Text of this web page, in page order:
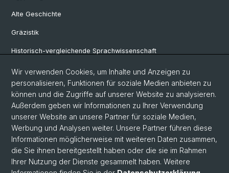
Alte Geschichte
Gräzistik
Historisch-vergleichende Sprachwissenschaft
Klassische Archäologie
Latinistik
Ur- und Frühgeschichtliche und Provinzialrömische Archäologie
Vindonissa-Professur
© Universität Basel
Wir verwenden Cookies, um Inhalte und Anzeigen zu
personalisieren, Funktionen für soziale Medien anbieten zu
können und die Zugriffe auf unserer Website zu analysieren.
Außerdem geben wir Informationen zu Ihrer Verwendung
unserer Website an unsere Partner für soziale Medien,
Werbung und Analysen weiter. Unsere Partner führen diese
Informationen möglicherweise mit weiteren Daten zusammen,
die Sie ihnen bereitgestellt haben oder die sie im Rahmen
Ihrer Nutzung der Dienste gesammelt haben. Weitere